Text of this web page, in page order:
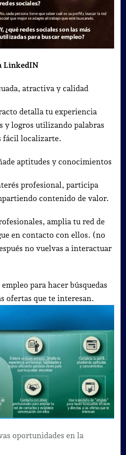
LinkedIN
atractiva y calidad
detalla tu experiencia
y logros utilizando palabras
fácil localizarte.
aptitudes y conocimientos
profesional, participa
contenido de valor.
amplia tu red de
en contacto con ellos. (no
no vuelvas a interactuar
para hacer búsquedas
ofertas que te interesan.
oportunidades en la